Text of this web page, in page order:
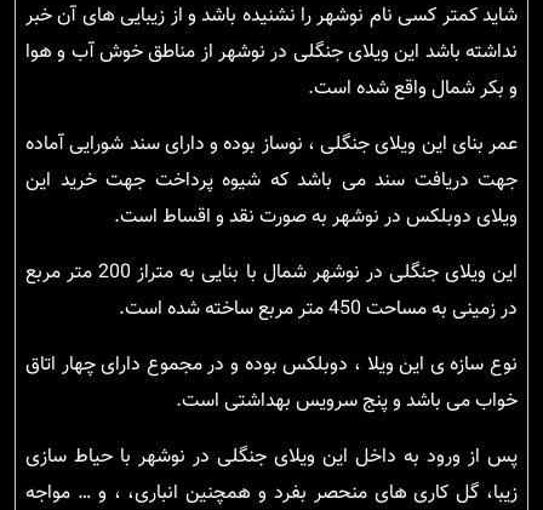
شاید کمتر کسی نام نوشهر را نشنیده باشد و از زیبایی های آن خبر
نداشته باشد این ویلای جنگلی در نوشهر از مناطق خوش آب و هوا
و بکر شمال واقع شده است.
عمر بنای این ویلای جنگلی ، نوساز بوده و دارای سند شورایی آماده
جهت دریافت سند می باشد که شیوه پرداخت جهت خرید این
ویلای دوبلکس در نوشهر به صورت نقد و اقساط است.
این ویلای جنگلی در نوشهر شمال با بنایی به متراز 200 متر مربع
در زمینی به مساحت 450 متر مربع ساخته شده است.
نوع سازه ی این ویلا ، دوبلکس بوده و در مجموع دارای چهار اتاق
خواب می باشد و پنج سرویس بهداشتی است.
پس از ورود به داخل این ویلای جنگلی در نوشهر با حیاط سازی
زیبا، گل کاری های منحصر بفرد و همچنین انباری، ، و … مواجه